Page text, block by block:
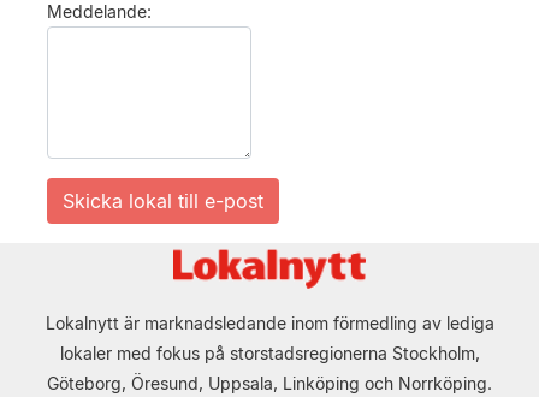
Meddelande:
Lokalnytt är marknadsledande inom förmedling av lediga
lokaler med fokus på storstadsregionerna Stockholm,
Göteborg, Öresund, Uppsala, Linköping och Norrköping.